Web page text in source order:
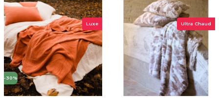
-30%
Luxe Ultra Chaud